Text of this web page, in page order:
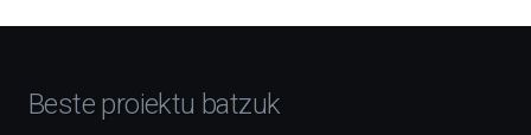
Beste proiektu batzuk